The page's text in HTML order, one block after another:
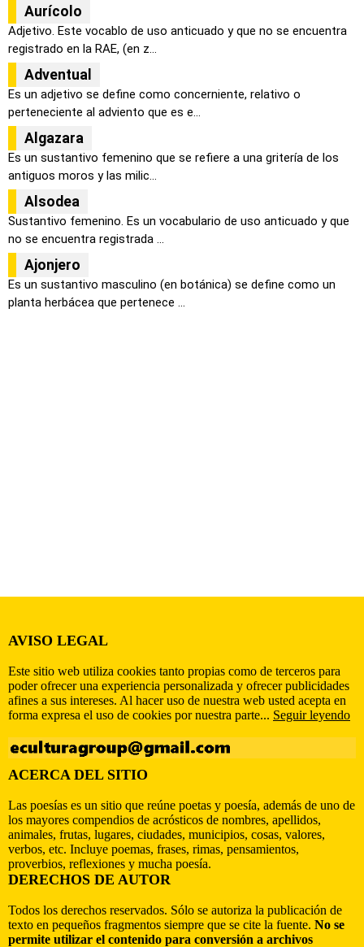
Aurícolo
Adjetivo. Este vocablo de uso anticuado y que no se encuentra
registrado en la RAE, (en z...
Adventual
Es un adjetivo se define como concerniente, relativo o
perteneciente al adviento que es e...
Algazara
Es un sustantivo femenino que se refiere a una gritería de los
antiguos moros y las milic...
Alsodea
Sustantivo femenino. Es un vocabulario de uso anticuado y que
no se encuentra registrada ...
Ajonjero
Es un sustantivo masculino (en botánica) se define como un
planta herbácea que pertenece ...
AVISO LEGAL
Este sitio web utiliza cookies tanto propias como de terceros para
poder ofrecer una experiencia personalizada y ofrecer publicidades
afines a sus intereses. Al hacer uso de nuestra web usted acepta en
forma expresa el uso de cookies por nuestra parte... Seguir leyendo
ACERCA DEL SITIO
Las poesías es un sitio que reúne poetas y poesía, además de uno de
los mayores compendios de acrósticos de nombres, apellidos,
animales, frutas, lugares, ciudades, municipios, cosas, valores,
verbos, etc. Incluye poemas, frases, rimas, pensamientos,
proverbios, reflexiones y mucha poesía.
DERECHOS DE AUTOR
Todos los derechos reservados. Sólo se autoriza la publicación de
texto en pequeños fragmentos siempre que se cite la fuente. No se
permite utilizar el contenido para conversión a archivos